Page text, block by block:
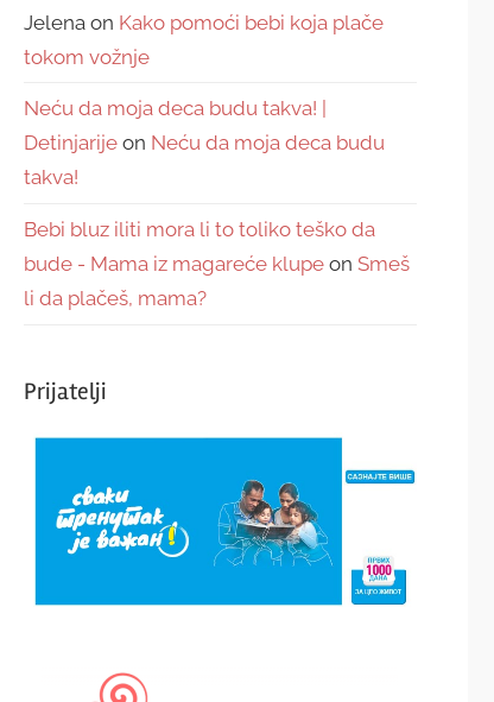
Jelena on Kako pomoći bebi koja plače
tokom vožnje
Neću da moja deca budu takva! |
Detinjarije on Neću da moja deca budu
takva!
Bebi bluz iliti mora li to toliko teško da
bude - Mama iz magareće klupe on Smeš
li da plačeš, mama?
Prijatelji